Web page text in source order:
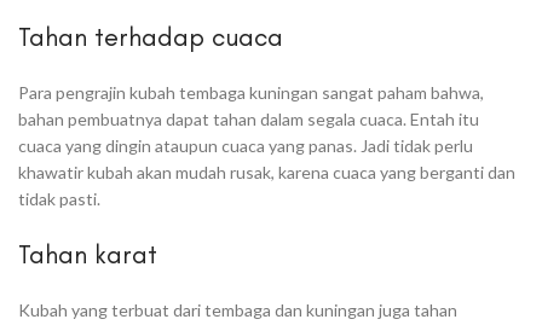
Tahan terhadap cuaca
Para pengrajin kubah tembaga kuningan sangat paham bahwa,
bahan pembuatnya dapat tahan dalam segala cuaca. Entah itu
cuaca yang dingin ataupun cuaca yang panas. Jadi tidak perlu
khawatir kubah akan mudah rusak, karena cuaca yang berganti dan
tidak pasti.
Tahan karat
Kubah yang terbuat dari tembaga dan kuningan juga tahan